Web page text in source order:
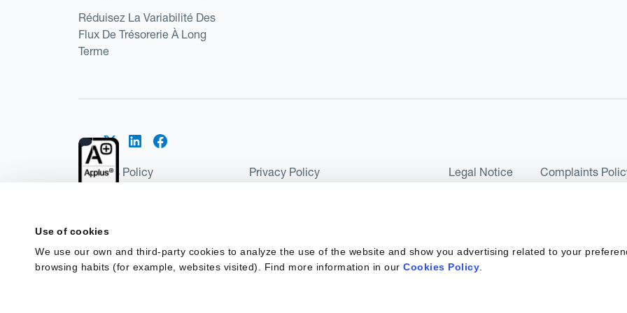
Use of cookies
We use our own and third-party cookies to analyze the use of the website and show you advertising related to your
browsing habits (for example, websites visited). Find more information in ourCookies Policy
Réduisez La Variabilité Des
Flux De Trésorerie À Long
Terme
Cookies Policy
Privacy Policy
Legal Notice
Complaints
©2026 Kantox.com
Institution under the Payment Services Regulations 2017. Kantox European Union SL is a Spanish private company with
Spain as a Payment Institution with registration number 6890 and supervised by SEPBLAC, the Supervisory Authority for